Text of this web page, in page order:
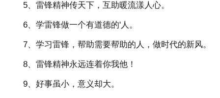
5、雷锋精神传天下，互助暖流漾人心。
6、学雷锋做一个有道德的'人。
7、学习雷锋，帮助需要帮助的人，做时代的新风。
8、雷锋精神永远连着你我他！
9、好事虽小，意义却大。